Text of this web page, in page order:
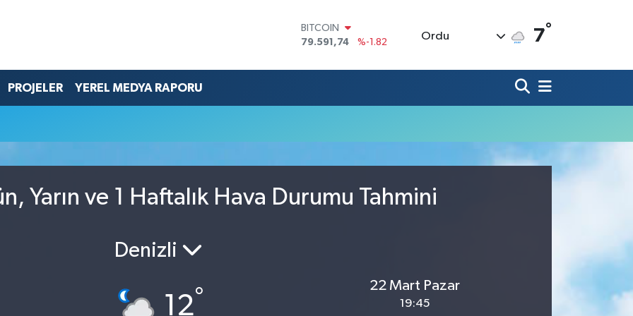
BITCOIN
79.591,74
%-1.82
45,43620
%0.02
BİST100
Ordu 7°
PROJELER YEREL MEDYA RAPORU
Yarın ve 1 Haftalık Hava Durumu Tahmini
Denizli
12°
22 Mart Pazar
19:45